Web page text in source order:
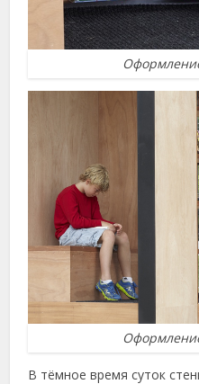
В тёмное время суток